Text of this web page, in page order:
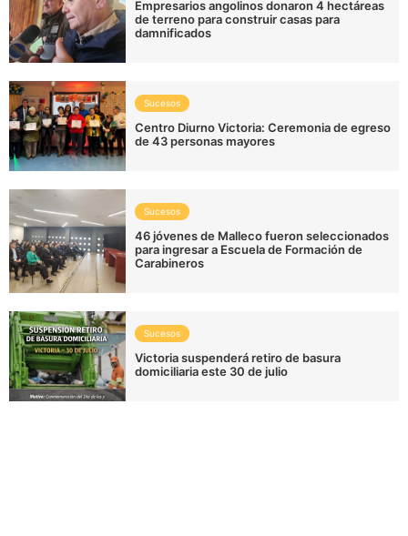
Empresarios angolinos donaron 4 hectáreas
de terreno para construir casas para
damnificados
Sucesos
Centro Diurno Victoria: Ceremonia de egreso
de 43 personas mayores
Sucesos
46 jóvenes de Malleco fueron seleccionados
para ingresar a Escuela de Formación de
Carabineros
Sucesos
Victoria suspenderá retiro de basura
domiciliaria este 30 de julio